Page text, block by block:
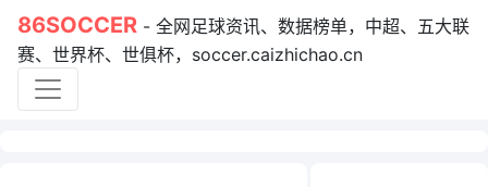
86SOCCER - 全网足球资讯、数据榜单，中超、五大联
赛、世界杯、世俱杯，soccer.caizhichao.cn